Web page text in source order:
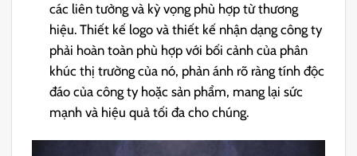
các liên tưởng và kỳ vọng phù hợp từ thương
hiệu. Thiết kế logo và thiết kế nhận dạng công ty
phải hoàn toàn phù hợp với bối cảnh của phân
khúc thị trường của nó, phản ánh rõ ràng tính độc
đáo của công ty hoặc sản phẩm, mang lại sức
mạnh và hiệu quả tối đa cho chúng.